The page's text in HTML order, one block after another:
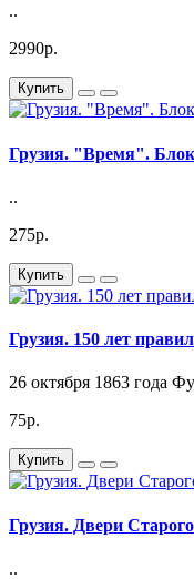
..
2990р.
Купить
Грузия. "Время". Блок
..
275р.
Купить
Грузия. 150 лет
26 октября 1863 года
75р.
Купить
Грузия. Двери
..